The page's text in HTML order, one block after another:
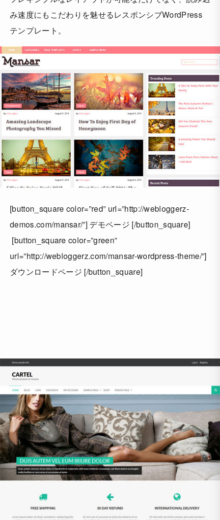
み速度にもこだわりを魅せるレスポンシブWordPress
テンプレート。
[button_square color=”red” url=”http://webloggerz-
demos.com/mansar/”] デモページ [/button_square]
[button_square color=”green”
url=”http://webloggerz.com/mansar-wordpress-theme/”]
ダウンロードページ [/button_square]